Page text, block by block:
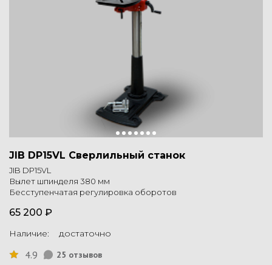
JIB DP15VL Сверлильный станок
JIB DP15VL
Вылет шпинделя 380 мм
Бесступенчатая регулировка оборотов
65 200 ₽
Наличие: достаточно
4.9 25 отзывов